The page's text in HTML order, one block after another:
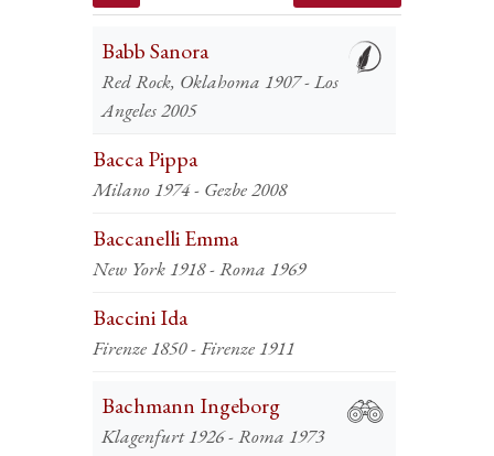
Babb Sanora
Red Rock, Oklahoma 1907 - Los
Angeles 2005
Bacca Pippa
Milano 1974 - Gezbe 2008
Baccanelli Emma
New York 1918 - Roma 1969
Baccini Ida
Firenze 1850 - Firenze 1911
Bachmann Ingeborg
Klagenfurt 1926 - Roma 1973